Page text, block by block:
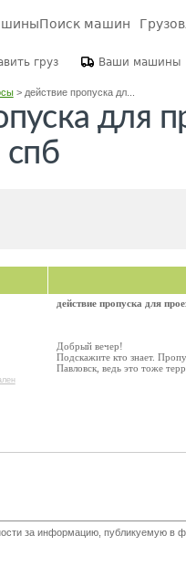
Поиск машин
груз Ваши машины
> действие пропуска дл...
для
спб
действие пропуска для
Добрый вечер!
Подскажите кто знает.
Павловск, ведь это тоже
за информацию, публикуемую